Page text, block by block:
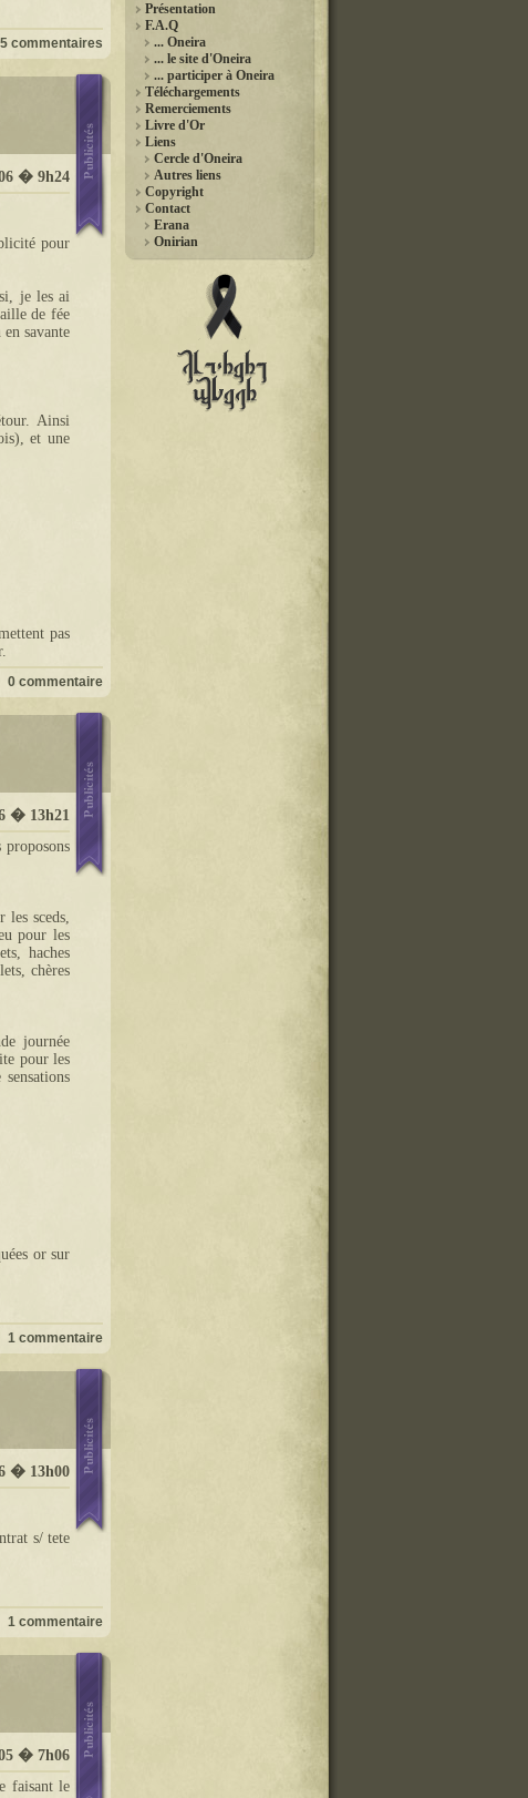
Présentation
F.A.Q
... Oneira
... le site d'Oneira
... participer à Oneira
Téléchargements
Remerciements
Livre d'Or
Liens
Cercle d'Oneira
Autres liens
Copyright
Contact
Erana
Onirian
5 commentaires
� 9h24
pour
je les ai
de fée
savante
Ainsi
et une
pas
0 commentaire
� 13h21
les sceds,
pour les
haches
chères
journée
pour les
or sur
1 commentaire
� 13h00
s/ tete
1 commentaire
� 7h06
faisant le